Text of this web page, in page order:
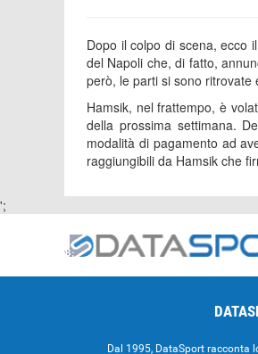
Dopo il colpo di scena, ecco
del Napoli che, di fatto,
però, le parti si sono
Hamsik, nel frattempo, è
della prossima settimana.
modalità di pagamento ad
raggiungibili da Hamsik che
';
Dal 1995, DataSport racconta